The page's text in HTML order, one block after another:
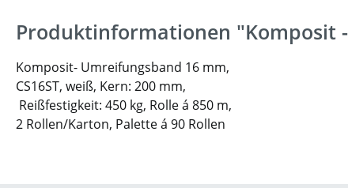
Produktinformationen "Komposit
Komposit- Umreifungsband 16 mm,
CS16ST, weiß, Kern: 200 mm,
Reißfestigkeit: 450 kg, Rolle á 850 m,
2 Rollen/Karton, Palette á 90 Rollen